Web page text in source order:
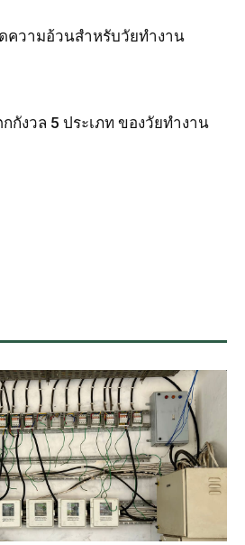
ความอ้วนสำหรับวัยทำงาน
กังวล 5 ประเภท ของวัยทำงาน